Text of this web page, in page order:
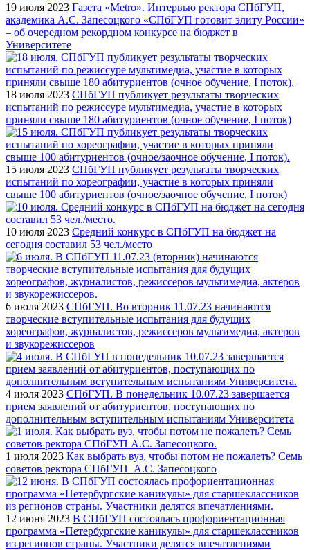
19 июля 2023 Газета «Metro». Интервью ректора СПбГУП,
академика А.С. Запесоцкого «СПбГУП готовит элиту России»
– об очередном рекордном конкурсе на бюджет в
Университете
18 июля 2023 СПбГУП публикует результаты творческих
испытаний по режиссуре мультимедиа, участие в которых
приняли свыше 180 абитуриентов (очное обучение, I поток)
15 июля 2023 СПбГУП публикует результаты творческих
испытаний по хореографии, участие в которых приняли
свыше 100 абитуриентов (очное/заочное обучение, I поток)
10 июля 2023 Средний конкурс в СПбГУП на бюджет на
сегодня составил 53 чел./место
6 июля 2023 СПбГУП. Во вторник 11.07.23 начинаются
творческие вступительные испытания для будущих
хореографов, журналистов, режиссеров мультимедиа, актеров
и звукорежиссеров
4 июля 2023 СПбГУП. В понедельник 10.07.23 завершается
прием заявлений от абитуриентов, поступающих по
дополнительным вступительным испытаниям Университета
1 июля 2023 Как выбрать вуз, чтобы потом не пожалеть? Семь
советов ректора СПбГУП А.С. Запесоцкого
12 июня 2023 В СПбГУП состоялась профориентационная
программа «Петербургские каникулы» для старшеклассников
из регионов страны. Участники делятся впечатлениями